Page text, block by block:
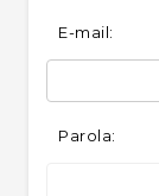
E-mail:
Parola: